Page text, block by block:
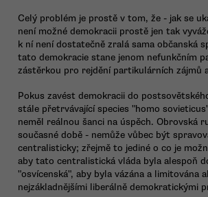
Celý problém je prostě v tom, že - jak se
není možné demokracii prostě jen tak
k ní není dostatečně zralá sama občanská
tato demokracie stane jenom nefunkčním
zástěrkou pro rejdění partikulárních zájmů
Pokus zavést demokracii do
stále přetrvávající species "homo
neměl reálnou šanci na úspěch. Obrovská
současné době - nemůže vůbec být
centralisticky; zřejmě to jediné o co je
aby tato centralistická vláda byla alespoň
"osvícenská", aby byla vázána a limitována
nejzákladnějšími liberálně demokratickými